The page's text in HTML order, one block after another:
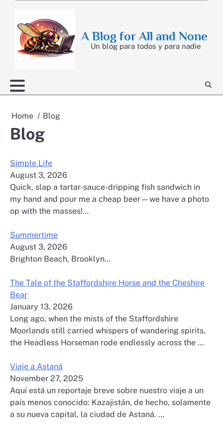
content
A Blog for All and None
Un blog para todos y para nadie
Home Blog
Blog
Simple Life
August 3, 2026
Quick, slap a tartar-sauce-dripping fish sandwich in
my hand and pour me a cheap beer—we have a photo
op with the masses!…
Summertime
August 3, 2026
Brighton Beach, Brooklyn…
The Tale of the Staffordshire Horse and the Cheshire
Bear
January 13, 2026
Long ago, when the mists of the Staffordshire
Moorlands still carried whispers of wandering spirits,
the Headless Horseman rode endlessly across the …
Viaje a Astaná
November 27, 2025
Aquí está un reportaje breve sobre nuestro viaje a un
país menos conocido: Kazajistán, de hecho, solamente
a su nueva capital, la ciudad de Astaná. …